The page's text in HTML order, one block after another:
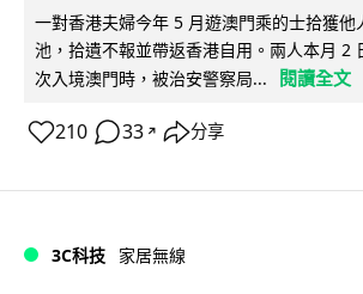
一對香港夫婦今年 5 月遊澳門乘的士拾獲他
池，拾遺不報並帶返香港自用。兩人本月 2
次入境澳門時，被治安警察局...
閱讀全文
210 33 ↗ 分享
3C科技 家居無線